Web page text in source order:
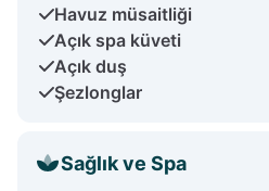
Havuz müsaitliği
Açık spa küveti
Açık duş
Şezlonglar
Sağlık ve Spa